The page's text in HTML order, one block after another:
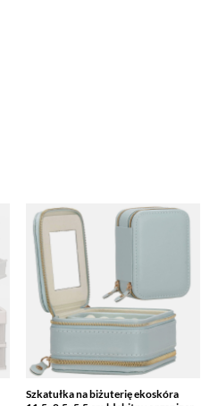
Szkatułka na biżuterię ekoskóra